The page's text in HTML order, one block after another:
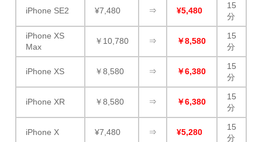
iPhone SE2 ¥7,480 ⇒ ¥5,480
15
分
iPhone XS
Max
￥10,780 ⇒ ￥8,580
15
分
iPhone XS ￥8,580 ⇒ ￥6,380
15
分
iPhone XR ￥8,580 ⇒ ￥6,380
15
分
iPhone X ¥7,480 ⇒ ¥5,280
15
分